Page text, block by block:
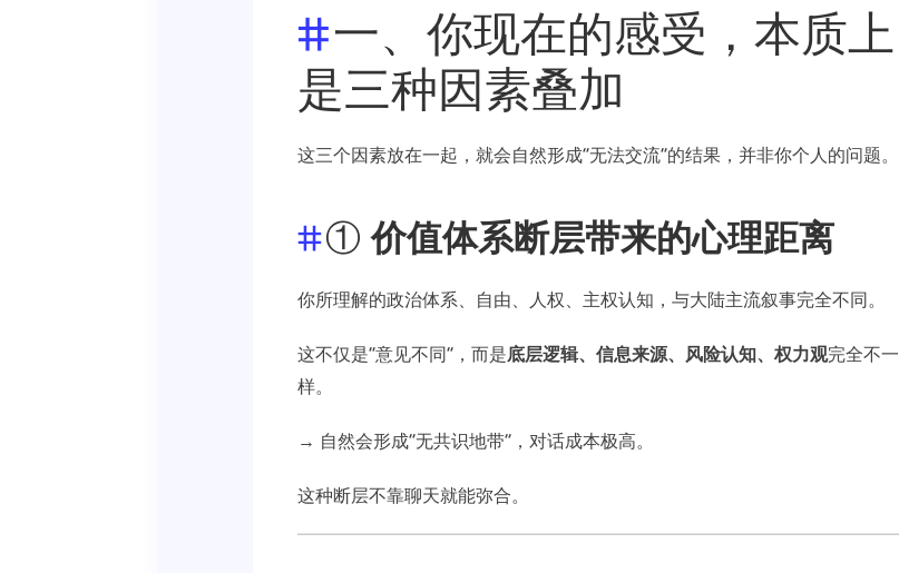
一、你现在的感受，本质上
是三种因素叠加
这三个因素放在一起，就会自然形成“无法交流”的结果，并非你个人的问题。
①价值体系断层带来的心理距离
你所理解的政治体系、自由、人权、主权认知，与大陆主流叙事完全不同。
这不仅是“意见不同”，而是底层逻辑、信息来源、风险认知、权力观完全不一
样。
→ 自然会形成“无共识地带”，对话成本极高。
这种断层不靠聊天就能弥合。